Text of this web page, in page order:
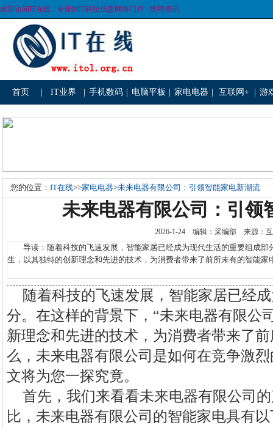
欢迎访问IT在线 - 专业的IT科技信息网络门户 - 惟翔资讯
首页 IT业界 手机数码 电脑平板 家电电器 互联网+ 游
您的位置： IT在线>>家电电器>未来电器有限公司：引领智能家电新潮流
未来电器有限公司：引领
2026-1-24 编辑：采编部 来源：
导读：随着科技的飞速发展，智能家居已经成为现代生活的重要组成部
生，以其独特的创新理念和先进的技术，为消费者带来了前所未有的智能家
随着科技的飞速发展，智能家居已经
分。在这样的背景下，“未来电器有限公
新理念和先进的技术，为消费者带来了
么，未来电器有限公司是如何在竞争激
文将为您一探究竟。
首先，我们来看看未来电器有限公司
比，未来电器有限公司的智能家电具有